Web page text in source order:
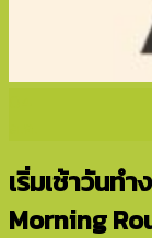
เริ่มเช้าวันท
Morning